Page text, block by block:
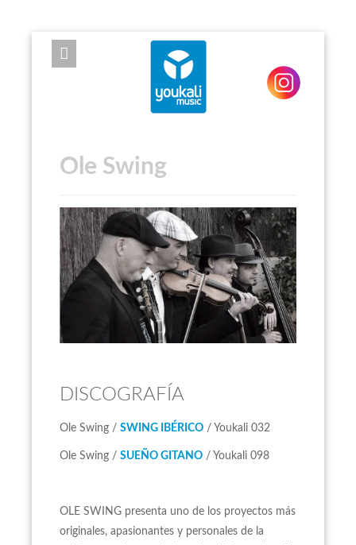
EXPOSE FRAMEWORK FOR JOOMLA 2.5 AND 3.0+
Ole Swing
DISCOGRAFÍA
Ole Swing / SWING IBÉRICO / Youkali 032
Ole Swing / SUEÑO GITANO / Youkali 098
OLE SWING presenta uno de los proyectos más
originales, apasionantes y personales de la